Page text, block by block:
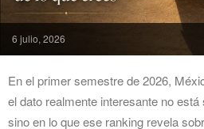
6 julio, 2026
En el primer semestre de 2026,
el dato realmente interesante no
sino en lo que ese ranking revela